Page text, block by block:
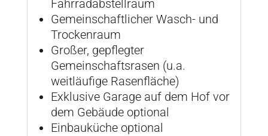
Fahrradabstellraum
Gemeinschaftlicher Wasch- und
Trockenraum
Großer, gepflegter
Gemeinschaftsrasen (u.a.
weitläufige Rasenfläche)
Exklusive Garage auf dem Hof vor
dem Gebäude optional
Einbauküche optional